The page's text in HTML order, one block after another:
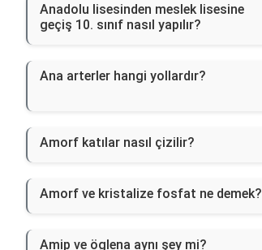
Anadolu lisesinden meslek lisesine
geçiş 10. sınıf nasıl yapılır?
Ana arterler hangi yollardır?
Amorf katılar nasıl çizilir?
Amorf ve kristalize fosfat ne demek?
Amip ve öglena aynı şey mi?